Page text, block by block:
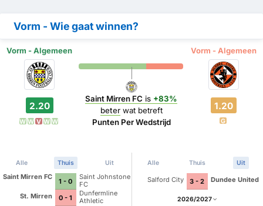
Vorm - Wie gaat winnen?
Vorm - Algemeen Vorm - Algemeen
2.20
W W V W W
Saint Mirren FC is +83%
beterwat betreft
Punten Per Wedstrijd
1.20
G
Alle Thuis Uit
Saint Mirren FC
1 - 0
Saint Johnstone
FC
St. Mirren
0 - 1
Dunfermline
Athletic
Alle Thuis Uit
Salford City 3 - 2 Dundee United
2026/2027